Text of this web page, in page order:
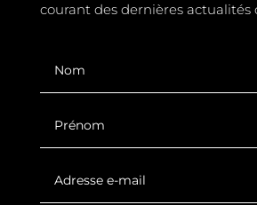
courant des dernières actualités